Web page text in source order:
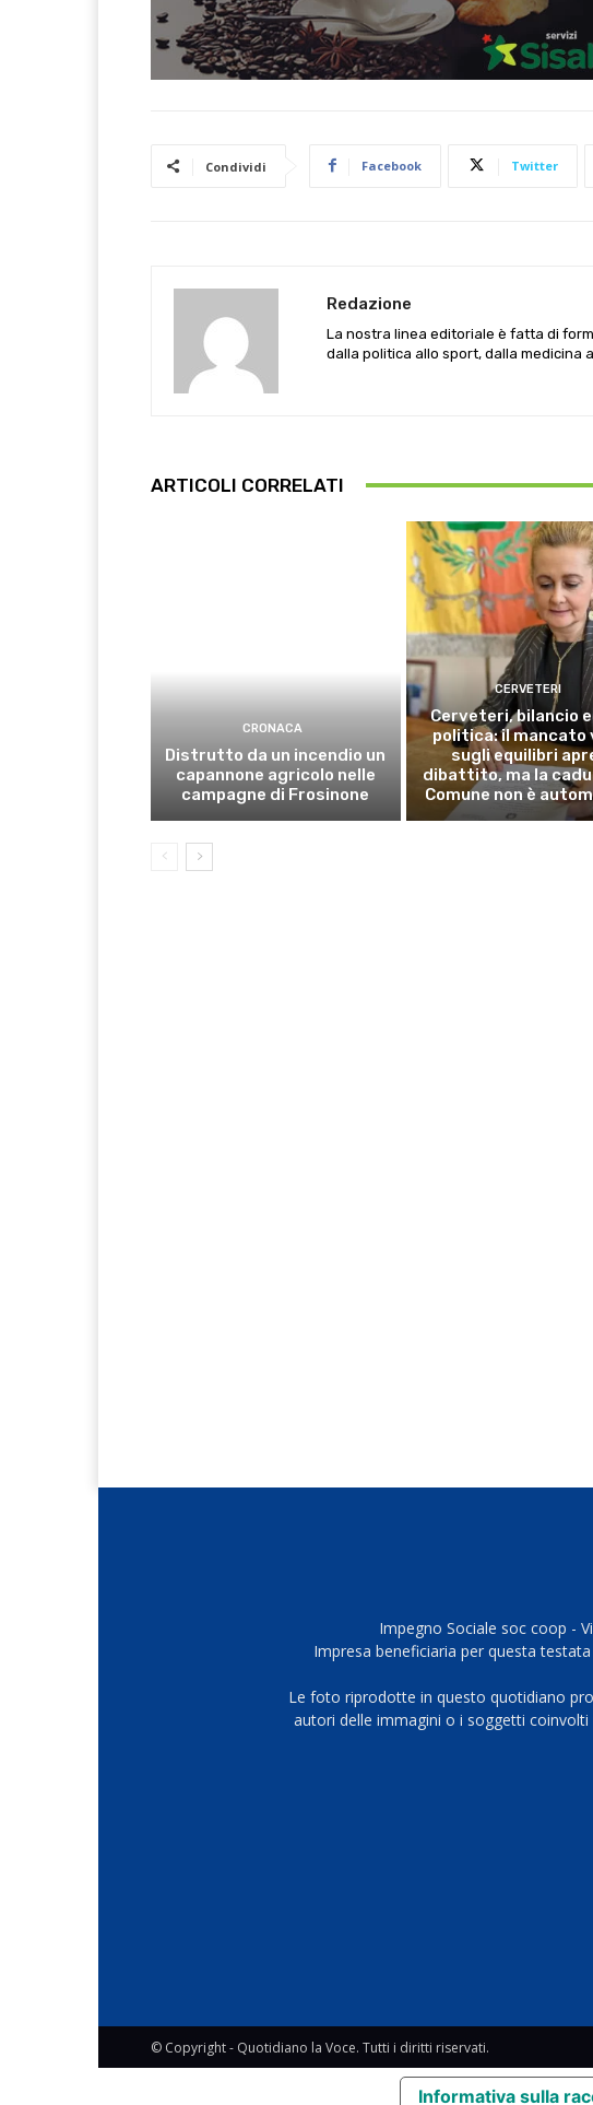
Condividi Facebook Twitter
Redazione
La nostra linea editoriale è fatta di
dalla politica allo sport, dalla medicina
ARTICOLI CORRELATI
CRONACA
Distrutto da un incendio un
capannone agricolo nelle
campagne di Frosinone
CERVETERI
Cerveteri, bilancio
politica: il mancato
sugli equilibri
dibattito, ma la
Comune non è
Impegno Sociale soc coop -
Impresa beneficiaria per questa
Le foto riprodotte in questo quotidiano
autori delle immagini o i soggetti
© Copyright - Quotidiano la Voce. Tutti i diritti riservati.
Informativa sulla